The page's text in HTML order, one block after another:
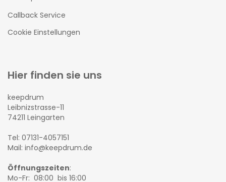
Callback Service
Cookie Einstellungen
Hier finden sie uns
keepdrum
Leibnizstrasse-11
74211 Leingarten
Tel: 07131-4057151
Mail: info@keepdrum.de
Öffnungszeiten:
Mo-Fr: 08:00 bis 16:00